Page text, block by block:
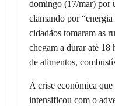
domingo (17/mar) por
clamando por
cidadãos tomaram as
chegam a durar até 18
de alimentos,
A crise econômica que
intensificou com o